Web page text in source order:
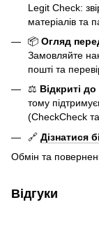
Legit Check:
матеріалів та
📦 Огляд
Замовляйте
пошті та
⚖️ Відкриті
тому
(CheckCheck та
🔗 Дізнатися
Обмін та
Відгуки